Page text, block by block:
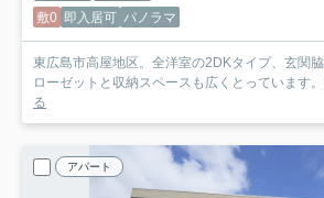
敷0 即入居可 パノラマ
東広島市高屋地区。全洋室の2DKタイプ、玄関
ローゼットと収納スペースも広くとっています
る
アパート